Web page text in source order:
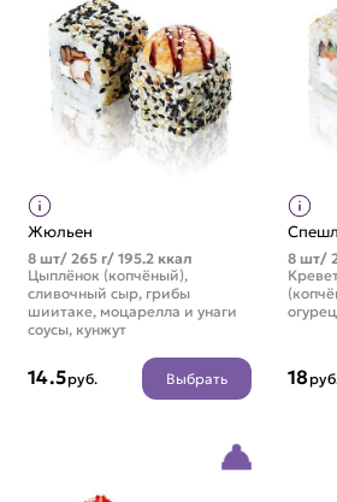
Жюльен
8 шт/ 265 г/ 195.2 ккал
Цыплёнок (копчёный),
сливочный сыр, грибы
шиитаке, моцарелла и унаги
соусы, кунжут
14.5руб. Выбрать
Спешл
8 шт/
18